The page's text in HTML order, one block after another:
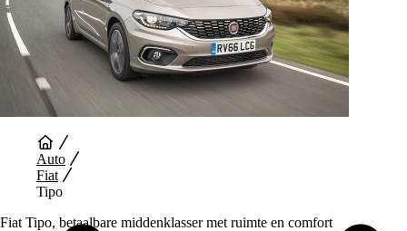
Auto Diensten
Auto
Fiat
Tipo
Fiat Tipo, betaalbare middenklasser met ruimte en comfort